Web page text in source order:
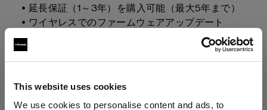
This website uses cookies
We use cookies to personalise content and ads, to
• 延長保証（1～3年）を購入可能（最大5年まで）
• ワイヤレスでのファームウェアアップデート
• 照明設定のリモート操作